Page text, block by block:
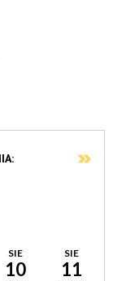
SIE
10
SIE
11